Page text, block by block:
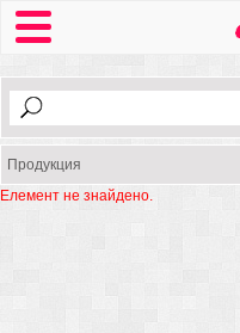
Продукция
Елемент не знайдено.